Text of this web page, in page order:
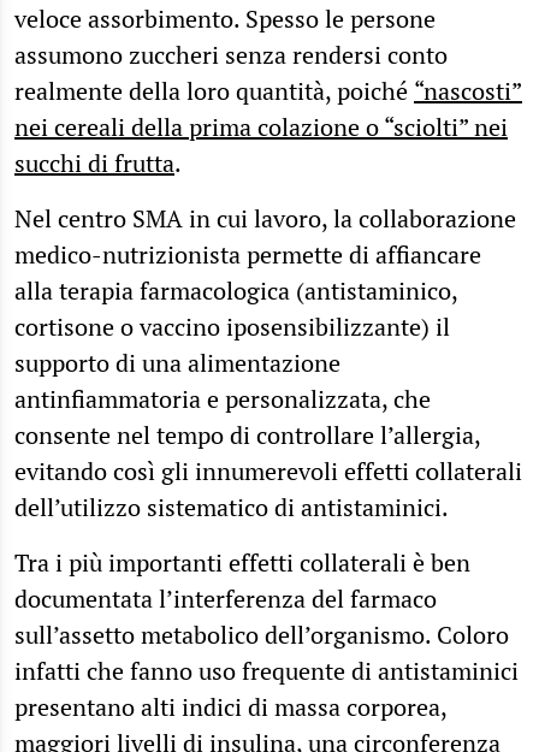
veloce assorbimento. Spesso le persone
assumono zuccheri senza rendersi conto
realmente della loro quantità, poiché “nascosti”
nei cereali della prima colazione o “sciolti” nei
succhi di frutta.
Nel centro SMA in cui lavoro, la collaborazione
medico-nutrizionista permette di affiancare
alla terapia farmacologica (antistaminico,
cortisone o vaccino iposensibilizzante) il
supporto di una alimentazione
antinfiammatoria e personalizzata, che
consente nel tempo di controllare l’allergia,
evitando così gli innumerevoli effetti collaterali
dell’utilizzo sistematico di antistaminici.
Tra i più importanti effetti collaterali è ben
documentata l’interferenza del farmaco
sull’assetto metabolico dell’organismo. Coloro
infatti che fanno uso frequente di antistaminici
presentano alti indici di massa corporea,
maggiori livelli di insulina, una circonferenza